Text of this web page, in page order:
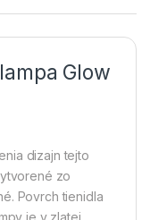
Glow
dizajn tejto
zo
Povrch tienidla
je v zlatej